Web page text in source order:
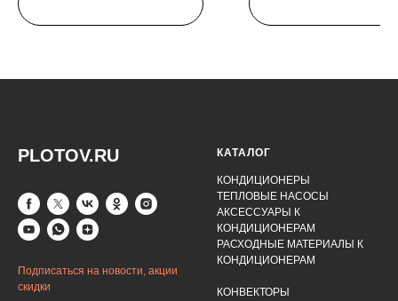
PLOTOV.RU
Подписаться на новости, акции
скидки
КАТАЛОГ
КОНДИЦИОНЕРЫ
ТЕПЛОВЫЕ НАСОСЫ
АКСЕССУАРЫ К
КОНДИЦИОНЕРАМ
РАСХОДНЫЕ МАТЕРИАЛЫ К
КОНДИЦИОНЕРАМ
КОНВЕКТОРЫ